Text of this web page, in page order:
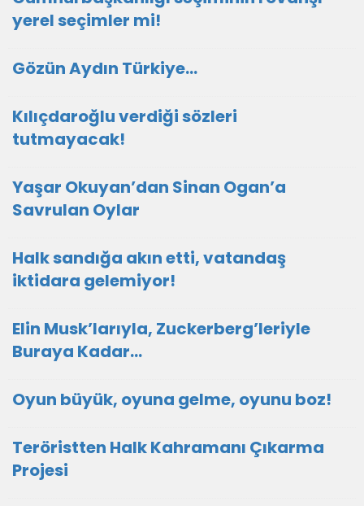
yerel seçimler mi!
Gözün Aydın Türkiye…
Kılıçdaroğlu verdiği sözleri
tutmayacak!
Yaşar Okuyan’dan Sinan Ogan’a
Savrulan Oylar
Halk sandığa akın etti, vatandaş
iktidara gelemiyor!
Elin Musk’larıyla, Zuckerberg’leriyle
Buraya Kadar…
Oyun büyük, oyuna gelme, oyunu boz!
Teröristten Halk Kahramanı Çıkarma
Projesi